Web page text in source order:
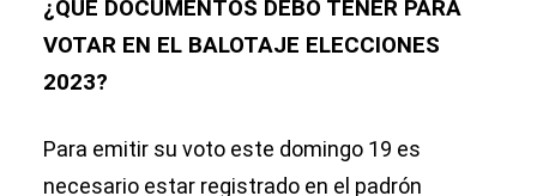
¿QUÉ DOCUMENTOS DEBO TENER PARA
VOTAR EN EL BALOTAJE ELECCIONES
2023?
Para emitir su voto este domingo 19 es
necesario estar registrado en el padrón